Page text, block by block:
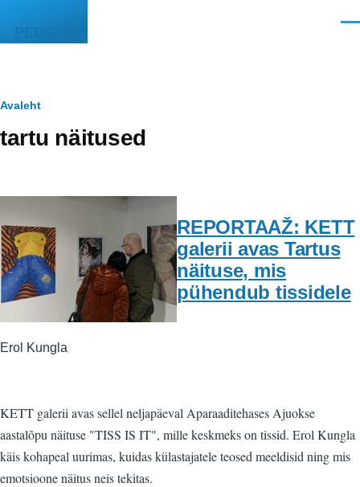
PEEGEL
Leivapuru
Avaleht
tartu näitused
REPORTAAŽ: KETT
galerii avas Tartus
näituse, mis
pühendub tissidele
Erol Kungla
KETT galerii avas sellel neljapäeval Aparaaditehases Ajuokse
aastalõpu näituse "TISS IS IT", mille keskmeks on tissid. Erol Kungla
käis kohapeal uurimas, kuidas külastajatele teosed meeldisid ning mis
emotsioone näitus neis tekitas.